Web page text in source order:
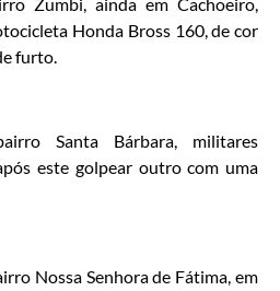
Honda Bross 160, de cor
furto.
Santa Bárbara, militares
este golpear outro com uma
Nossa Senhora de Fátima, em